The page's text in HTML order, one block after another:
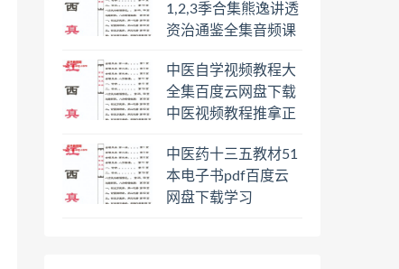
1,2,3季合集熊逸讲透
资治通鉴全集音频课
一二三辑合集百度云
网盘下载学习
中医自学视频教程大
全集百度云网盘下载
中医视频教程推拿正
经络脉诊面诊舌诊手
诊私密终身会员百度
网盘共享群
中医药十三五教材51
本电子书pdf百度云
网盘下载学习